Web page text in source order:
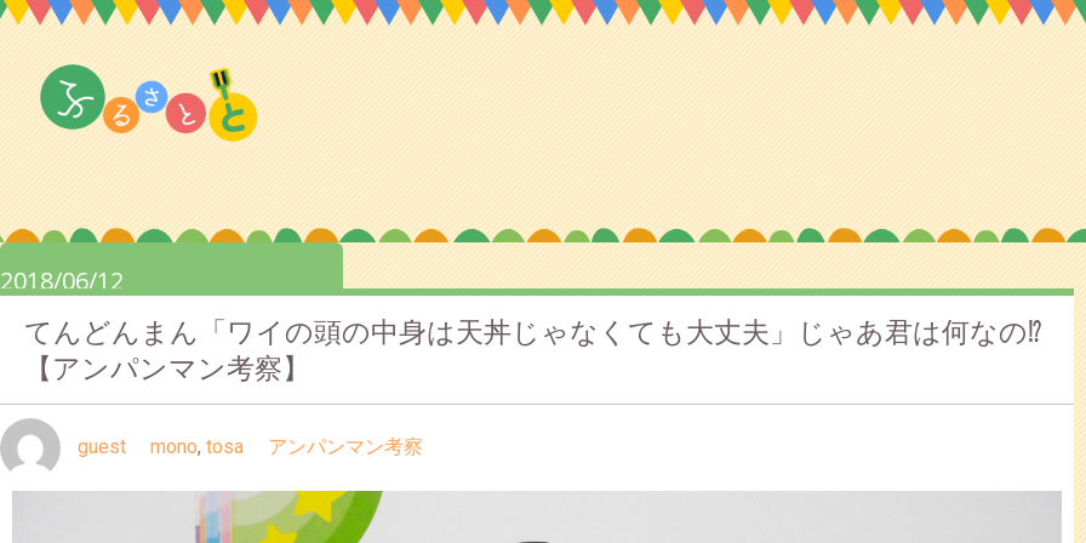
2018/06/12
てんどんまん「ワイの頭の中身は天丼じゃなくても大丈夫」じゃあ君は何なの⁉︎
【アンパンマン考察】
guest mono, tosa アンパンマン考察